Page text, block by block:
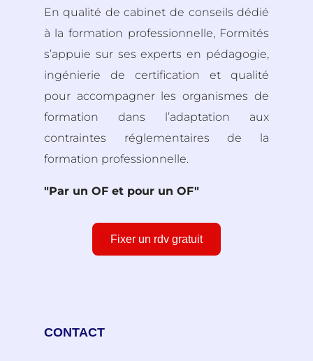
En qualité de cabinet de conseils dédié
à la formation professionnelle, Formités
s’appuie sur ses experts en pédagogie,
ingénierie de certification et qualité
pour accompagner les organismes de
formation dans l’adaptation aux
contraintes réglementaires de la
formation professionnelle.
"Par un OF et pour un OF"
Fixer un rdv gratuit
CONTACT